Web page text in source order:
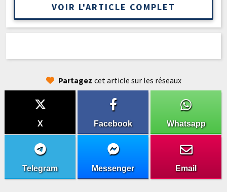
VOIR L'ARTICLE COMPLET
Partagez cet article sur les réseaux
X Facebook Whatsapp
Telegram Messenger Email